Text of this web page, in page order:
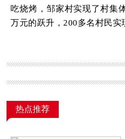
吃烧烤，邹家村实现了村集
万元的跃升，200多名村民实
热点推荐